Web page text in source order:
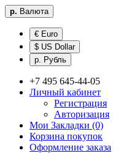
р. Валюта
€ Euro
$ US Dollar
р. Рубль
+7 495 645-44-05
Личный кабинет
Регистрация
Авторизация
Мои Закладки (0)
Корзина покупок
Оформление заказа